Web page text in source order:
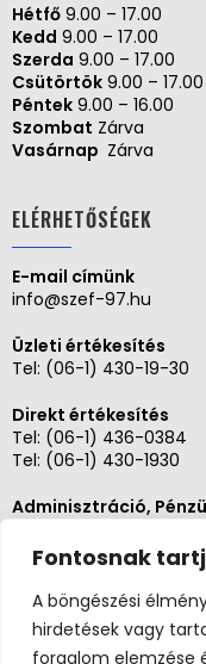
Fontosnak
A böngészési
hirdetések vagy
forgalom elemzése
Hétfő 9.00 – 17.00
Kedd 9.00 – 17.00
Szerda 9.00 – 17.00
Csütörtök 9.00 – 17.00
Péntek 9.00 – 16.00
Szombat Zárva
Vasárnap Zárva
ELÉRHETŐSÉGEK
E-mail címünk
info@szef-97.hu
Üzleti értékesítés
Tel: (06-1) 430-19-30
Direkt értékesítés
Tel: (06-1) 436-0384
Tel: (06-1) 430-1930
Adminisztráció,
Szerviz és
Tel: (06-20)3268654
Tel: (06-1) 436-0384